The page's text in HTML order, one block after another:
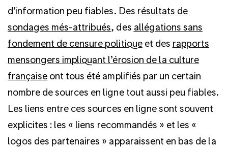
d’information peu fiables. Des résultats de
sondages més-attribués, des allégations sans
fondement de censure politiqueet des rapports
mensongers impliquant l’érosion de la culture
française ont tous été amplifiés par un certain
nombre de sources en ligne tout aussi peu fiables.
Les liens entre ces sources en ligne sont souvent
explicites : les « liens recommandés » et les «
logos des partenaires » apparaissent en bas de la